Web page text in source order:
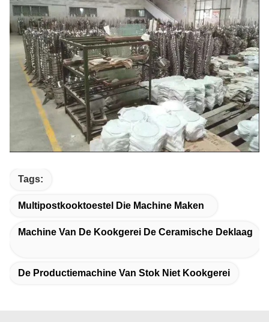
Tags:
Multipostkooktoestel Die Machine Maken
Machine Van De Kookgerei De Ceramische Deklaag
De Productiemachine Van Stok Niet Kookgerei